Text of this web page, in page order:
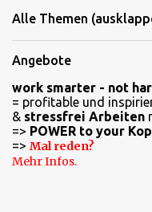
m
n
t
a
r
e
Alle Themen
Angebote
work smarter - not
= profitable und
& stressfrei Arbeiten
=> POWER to your
=> Mal reden?
Mehr Infos.